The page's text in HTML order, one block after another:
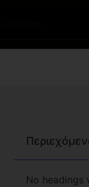
No headings